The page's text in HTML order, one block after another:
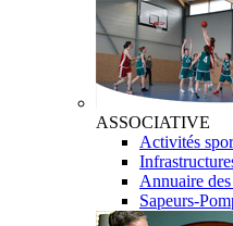
ASSOCIATIVE
Activités
Annuaire
Sapeurs-